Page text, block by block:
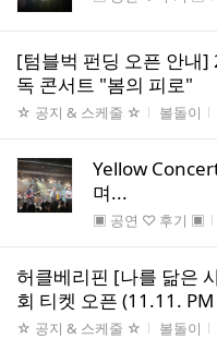
[텀블벅 펀딩 오픈 안내
독 콘서트 "봄의 피로"
게시판명
☆ 공지 & 스케줄 ☆ 작성자
볼돌이
Yellow
며...
게시판명
▣ 공연 ♡ 후기 ▣
허클베리핀 [나를 닮은
회 티켓 오픈 (11.11.
게시판명
☆ 공지 & 스케줄 ☆ 작성자
볼돌이